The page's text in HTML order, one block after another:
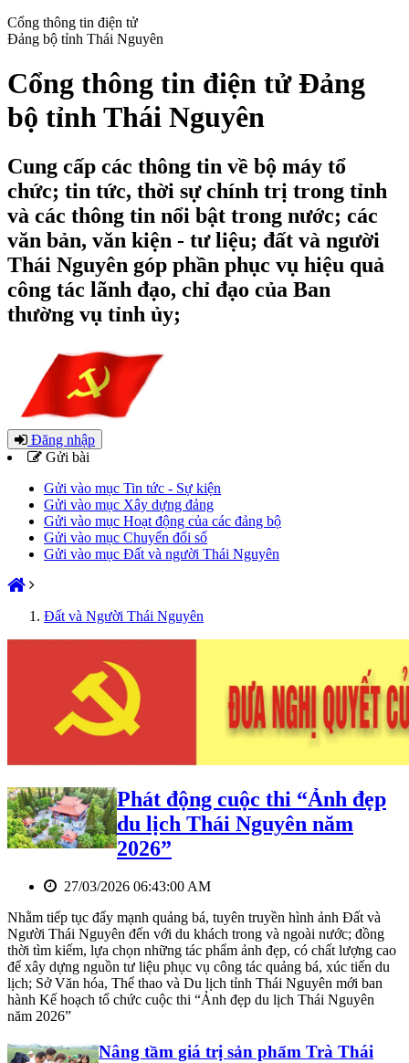
Cổng thông tin điện tử
Đảng bộ tỉnh Thái Nguyên
Cổng thông tin điện tử Đảng
bộ tỉnh Thái Nguyên
Cung cấp các thông tin về bộ máy tổ
chức; tin tức, thời sự chính trị trong tỉnh
và các thông tin nổi bật trong nước; các
văn bản, văn kiện - tư liệu; đất và người
Thái Nguyên góp phần phục vụ hiệu quả
công tác lãnh đạo, chỉ đạo của Ban
thường vụ tỉnh ủy;
Đăng nhập
Gửi bài
Gửi vào mục Tin tức - Sự kiện
Gửi vào mục Xây dựng đảng
Gửi vào mục Hoạt động của các đảng bộ
Gửi vào mục Chuyển đổi số
Gửi vào mục Đất và người Thái Nguyên
Đất và Người Thái Nguyên
Phát động cuộc thi “Ảnh đẹp
du lịch Thái Nguyên năm
2026”
27/03/2026 06:43:00 AM
Nhằm tiếp tục đẩy mạnh quảng bá, tuyên truyền hình ảnh Đất và
Người Thái Nguyên đến với du khách trong và ngoài nước; đồng
thời tìm kiếm, lựa chọn những tác phẩm ảnh đẹp, có chất lượng cao
để xây dựng nguồn tư liệu phục vụ công tác quảng bá, xúc tiến du
lịch; Sở Văn hóa, Thể thao và Du lịch tỉnh Thái Nguyên mới ban
hành Kế hoạch tổ chức cuộc thi “Ảnh đẹp du lịch Thái Nguyên
năm 2026”
Nâng tầm giá trị sản phẩm Trà Thái